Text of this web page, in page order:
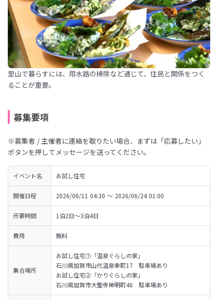
里山で暮らすには、用水路の掃除など通じて、住民と関係をつく
ることが重要。
募集要項
※募集者 / 主催者に連絡を取りたい場合、まずは「応募したい」
ボタンを押してメッセージを送ってください。
イベント名 お試し住宅
開催日程 2026/06/11 04:30 〜 2026/06/24 01:00
所要時間 1泊2日～3泊4日
費用 無料
集合場所
お試し住宅①「温泉ぐらしの家」
石川県加賀市山代温泉幸町17　駐車場あり
お試し住宅②「かりぐらしの家」
石川県加賀市大聖寺神明町46　駐車場あり